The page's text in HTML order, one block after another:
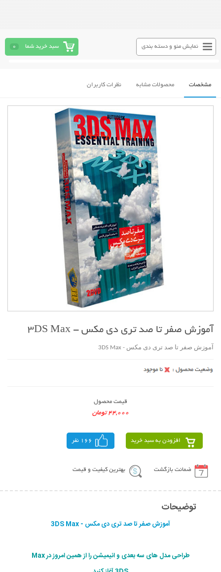
سبد خرید شما 0 نمایش منو و دسته بندی
مشخصات محصولات مشابه نظرات کاربران
آموزش صفر تا صد تری دی مکس - 3DS Max
آموزش صفر تا صد تری دی مکس - 3DS Max
قیمت محصول
44,000 تومان
افزودن به سبد خرید 166 نفر
ضمانت بازگشت بهترین کیفیت و قیمت
توضیحات
آموزش صفر تا صد تری دی مکس - 3DS Max
طراحی مدل های سه بعدی و انیمیشن را از همین امروز در Max